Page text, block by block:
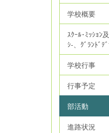
学校概要
ｽｸｰﾙ･ﾐｯｼｮﾝ
ｼ‐、ｸﾞﾗﾝﾄﾞﾃ
学校行事
行事予定
部活動
進路状況